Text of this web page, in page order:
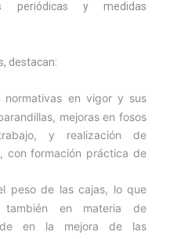
periódicas y medidas
destacan:
normativas en vigor y sus
mejoras en fosos
y realización de
con formación práctica de
peso de las cajas, lo que
en materia de
de en la mejora de las